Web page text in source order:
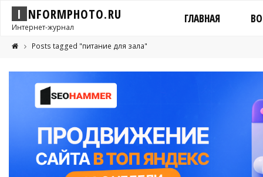
I NFORMPHOTO.RU
Интернет-журнал
ГЛАВНАЯ
Posts tagged "питание для зала"